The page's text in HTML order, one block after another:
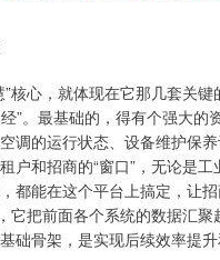
核心，就体现在它那几套关
”。最基础的，得有个强大
调的运行状态、设备维护保
户和招商的“窗口”，无论是
都能在这个平台上搞定，让
它把前面各个系统的数据汇
础骨架，是实现后续效率提